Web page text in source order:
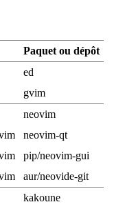
Paquet ou dépôt
ed
gvim
neovim
neovim-qt
pip/neovim-gui
aur/neovide-git
kakoune